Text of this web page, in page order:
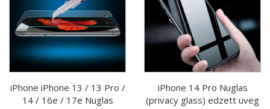
iPhone iPhone 13 / 13 Pro /
14 / 16e / 17e Nuglas
iPhone 14 Pro Nuglas
(privacy glass) edzett üveg